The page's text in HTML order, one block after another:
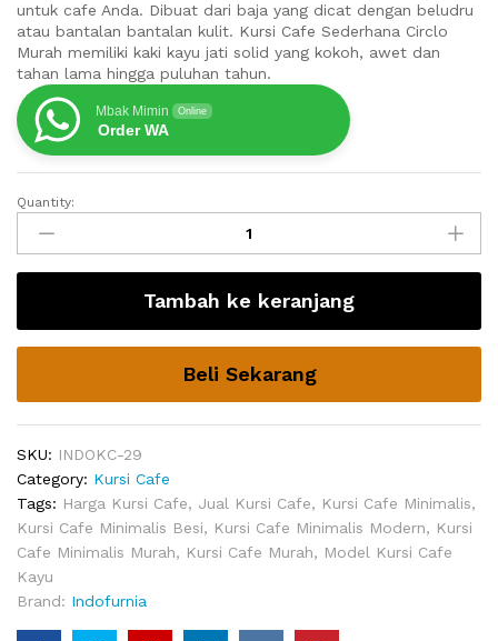
untuk cafe Anda. Dibuat dari baja yang dicat dengan beludru
atau bantalan bantalan kulit. Kursi Cafe Sederhana Circlo
Murah memiliki kaki kayu jati solid yang kokoh, awet dan
tahan lama hingga puluhan tahun.
Mbak Mimin Online
Order WA
Kursi
Cafe
Sederhana
Circlo
quantity
Quantity:
Tambah ke keranjang
Beli Sekarang
SKU: INDOKC-29
Category: Kursi Cafe
Tags: Harga Kursi Cafe, Jual Kursi Cafe, Kursi Cafe Minimalis,
Kursi Cafe Minimalis Besi, Kursi Cafe Minimalis Modern, Kursi
Cafe Minimalis Murah, Kursi Cafe Murah, Model Kursi Cafe
Kayu
Brand: Indofurnia